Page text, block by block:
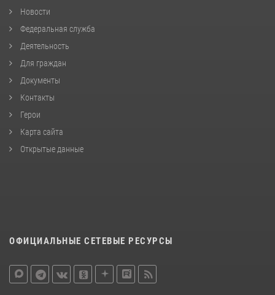
Новости
Федеральная служба
Деятельность
Для граждан
Документы
Контакты
Герои
Карта сайта
Открытые данные
ОФИЦИАЛЬНЫЕ СЕТЕВЫЕ РЕСУРСЫ